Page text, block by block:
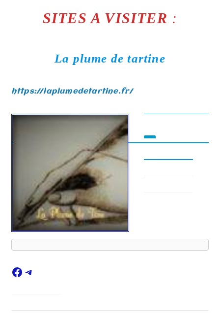
SITES A VISITER :
La plume de tartine
https://laplumedetartine.fr/